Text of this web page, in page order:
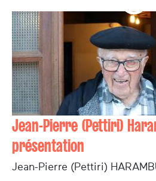
Jean-Pierre (Pettiri)
présentation
Jean-Pierre (Pettiri)